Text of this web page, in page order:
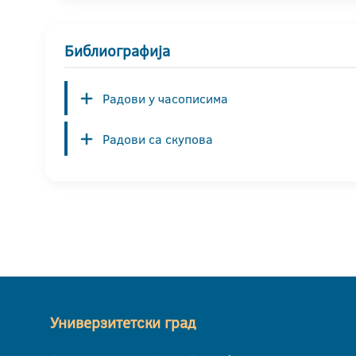
Библиографија
Радови у часописима
Радови са скупова
Универзитетски град